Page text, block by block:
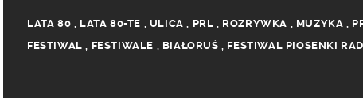
LATA 80 , LATA 80-TE , ULICA , PRL , ROZRYWKA , MUZYKA ,
FESTIWAL , FESTIWALE , BIAŁORUŚ , FESTIWAL PIOSENKI